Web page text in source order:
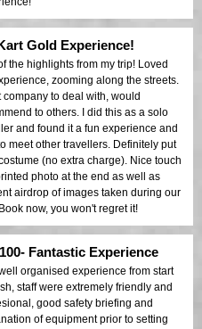
Gold Experience!
the highlights from my trip! Loved
zooming along the streets.
company to deal with, would
to others. I did this as a solo
and found it a fun experience and
meet other travellers. Definitely put
(no extra charge). Nice touch
photo at the end as well as
airdrop of images taken during our
now, you won't regret it!
Fantastic Experience
organised experience from start
staff were extremely friendly and
good safety briefing and
of equipment prior to setting